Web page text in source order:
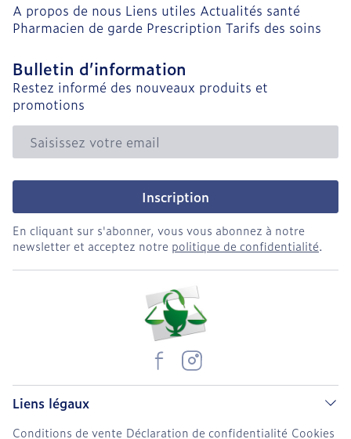
A propos de nous Liens utiles Actualités santé
Pharmacien de garde Prescription Tarifs des soins
Bulletin d’information
Restez informé des nouveaux produits et
promotions
Adresse mail
Inscription
En cliquant sur s'abonner, vous vous abonnez à notre
newsletter et acceptez notre politique de confidentialité.
Liens légaux
Conditions de vente Déclaration de confidentialité Cookies